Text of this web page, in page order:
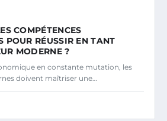
COMPÉTENCES
POUR RÉUSSIR EN TANT
MODERNE ?
en constante mutation, les
doivent maîtriser une…